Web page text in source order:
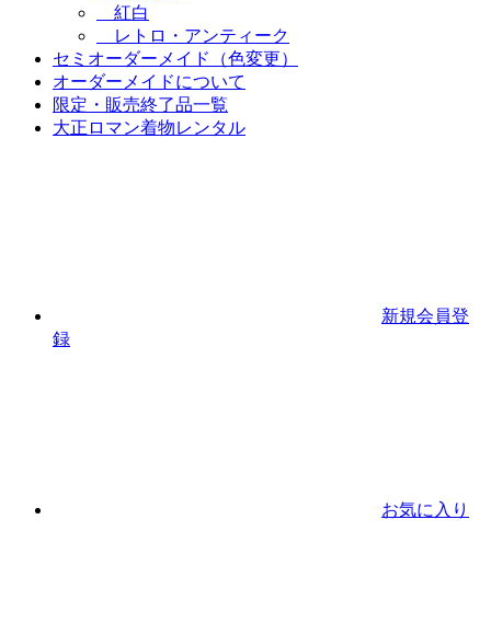
紅白
レトロ・アンティーク
セミオーダーメイド（色変更）
オーダーメイドについて
限定・販売終了品一覧
大正ロマン着物レンタル
新規会員登
録
お気に入り